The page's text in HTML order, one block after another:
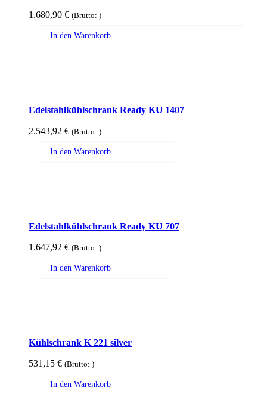
1.680,90 € (Brutto: )
In den Warenkorb
Edelstahlkühlschrank Ready KU 1407
2.543,92 € (Brutto: )
In den Warenkorb
Edelstahlkühlschrank Ready KU 707
1.647,92 € (Brutto: )
In den Warenkorb
Kühlschrank K 221 silver
531,15 € (Brutto: )
In den Warenkorb